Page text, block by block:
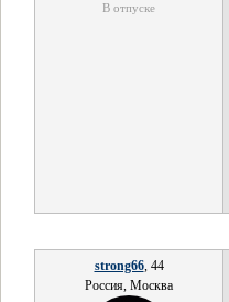
В отпуске
strong66, 44
Россия, Москва